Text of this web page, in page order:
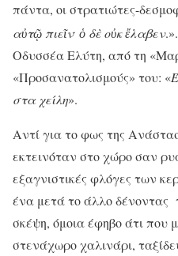
πάντα, οι στρατιώτες-
αὐτῷ πιεῖν. ὁ δὲοὐκἔλαβεν
Οδυσσέα Ελύτη, από τη
«Προσανατολισμούς» του: «
στα χείλη».
Αντί για το φως της
εκτεινόταν στο χώρο σαν
εξαγνιστικές φλόγες των
ένα μετά το άλλο δένοντας
σκέψη, όμοια έφηβο άτι που
στενάχωρο χαλινάρι,